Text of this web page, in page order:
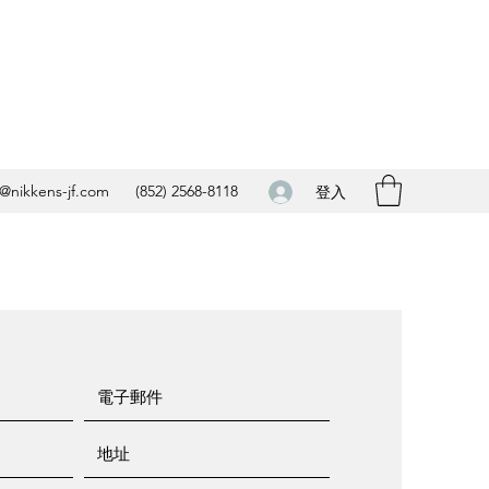
jf.com (852) 2568-8118 登入